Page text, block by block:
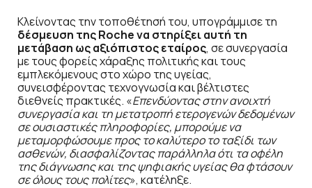
Κλείνοντας την τοποθέτησή του, υπογράμμισε τη
δέσμευση της Roche να στηρίξει αυτή τη
μετάβαση ως αξιόπιστος εταίρος, σε συνεργασία
με τους φορείς χάραξης πολιτικής και τους
εμπλεκόμενους στο χώρο της υγείας,
συνεισφέροντας τεχνογνωσία και βέλτιστες
διεθνείς πρακτικές. «Επενδύοντας στην ανοιχτή
συνεργασία και τη μετατροπή ετερογενών δεδομένων
σε ουσιαστικές πληροφορίες, μπορούμε να
μεταμορφώσουμε προς το καλύτερο το ταξίδι των
ασθενών, διασφαλίζοντας παράλληλα ότι τα οφέλη
της διάγνωσης και της ψηφιακής υγείας θα φτάσουν
σε όλους τους πολίτες», κατέληξε.